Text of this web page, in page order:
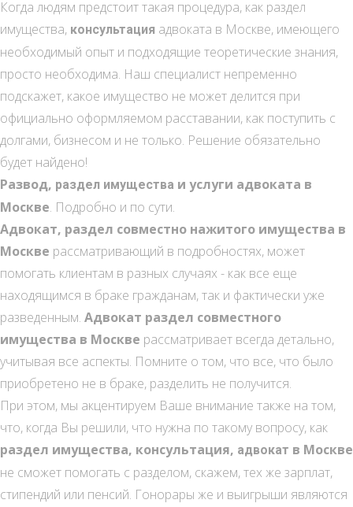
Когда людям предстоит такая процедура, как раздел
имущества, консультация адвоката в Москве, имеющего
необходимый опыт и подходящие теоретические знания,
просто необходима. Наш специалист непременно
подскажет, какое имущество не может делится при
официально оформляемом расставании, как поступить с
долгами, бизнесом и не только. Решение обязательно
будет найдено!
Развод, раздел имущества и услуги адвоката в
Москве. Подробно и по сути.
Адвокат, раздел совместно нажитого имущества в
Москве рассматривающий в подробностях, может
помогать клиентам в разных случаях - как все еще
находящимся в браке гражданам, так и фактически уже
разведенным. Адвокат раздел совместного
имущества в Москве рассматривает всегда детально,
учитывая все аспекты. Помните о том, что все, что было
приобретено не в браке, разделить не получится.
При этом, мы акцентируем Ваше внимание также на том,
что, когда Вы решили, что нужна по такому вопросу, как
раздел имущества, консультация, адвокат в Москве
не сможет помогать с разделом, скажем, тех же зарплат,
стипендий или пенсий. Гонорары же и выигрыши являются